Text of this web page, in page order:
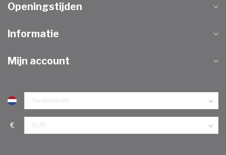
Openingstijden
Informatie
Mijn account
€